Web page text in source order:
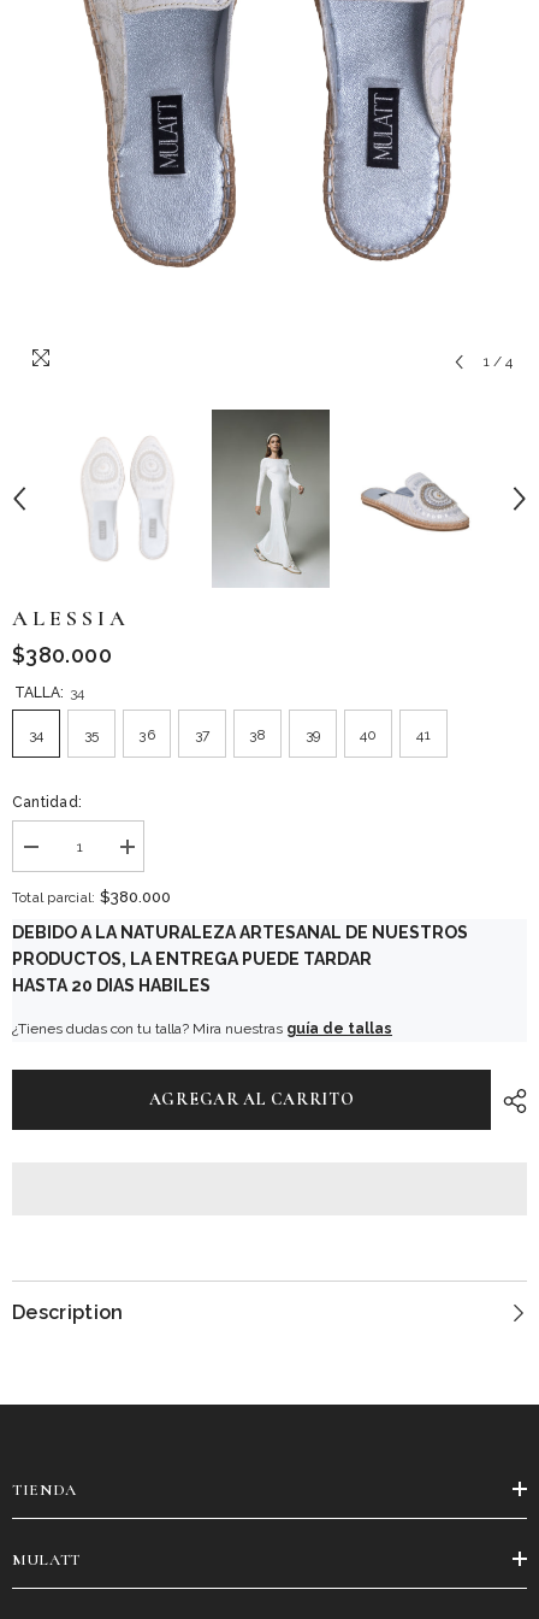
1 / 4
A L E S S I A
$380.000
TALLA: 34
34 35 36 37 38 39 40 41
Cantidad:
Disminuir
cantidad
para
L
S
S
aumentar
la
cantidad
A
E
S
A
Total parcial: $380.000
DEBIDO A LA NATURALEZA ARTESANAL DE NUESTROS
PRODUCTOS, LA ENTREGA PUEDE TARDAR
HASTA 20 DIAS HABILES
¿Tienes dudas con tu talla? Mira nuestras guía de tallas
AGREGAR AL CARRITO
Description
TIENDA
MULATT